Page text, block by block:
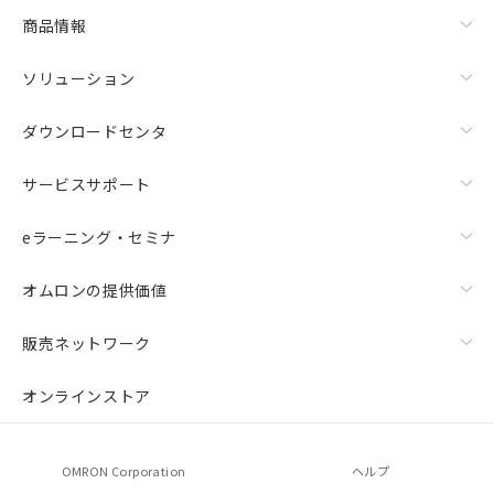
商品情報
ソリューション
ダウンロードセンタ
サービスサポート
eラーニング・セミナ
オムロンの提供価値
販売ネットワーク
オンラインストア
OMRON Corporation ヘルプ